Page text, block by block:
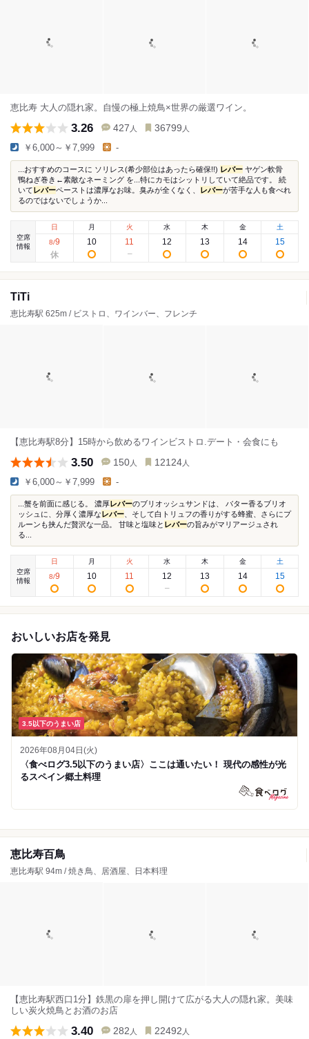
恵比寿 大人の隠れ家。自慢の極上焼鳥×世界の厳選ワイン。
3.26 427 人 36799 人
￥6,000～￥7,999 -
...おすすめのコースに ソリレス(希少部位はあったら確保!!) レバー ヤゲン軟骨
鴨ねぎ巻き←素敵なネーミング を...特にカモはシットリしていて絶品です。 続
いて レバーペーストは濃厚なお味。臭みが全くなく、 レバーが苦手な人も食べれ
るのではないでしょうか...
空席
情報
日
8/9
月
10
火
11
水
12
木
13
金
14
土
15
TiTi
恵比寿駅 625m / ビストロ、ワインバー、フレンチ
【恵比寿駅8分】15時から飲めるワインビストロ.デート・会食にも
3.50 150 人 12124 人
￥6,000～￥7,999 -
...蟹を前面に感じる。 濃厚 レバーのブリオッシュサンドは、 バター香るブリオ
ッシュに、分厚く濃厚な レバー 、そして白トリュフの香りがする蜂蜜、さらにプ
ルーンも挟んだ贅沢な一品。 甘味と塩味と レバーの旨みがマリアージュされ
る...
空席
情報
日
8/9
月
10
火
11
水
12
木
13
金
14
土
15
おいしいお店を発見
3.5以下のうまい店
2026年08月04日(火)
〈食べログ3.5以下のうまい店〉ここは通いたい！ 現代の感性が光
るスペイン郷土料理
恵比寿百鳥
恵比寿駅 94m / 焼き鳥、居酒屋、日本料理
【恵比寿駅西口1分】鉄黒の扉を押し開けて広がる大人の隠れ家。美味
しい炭火焼鳥とお酒のお店
3.40 282 人 22492 人